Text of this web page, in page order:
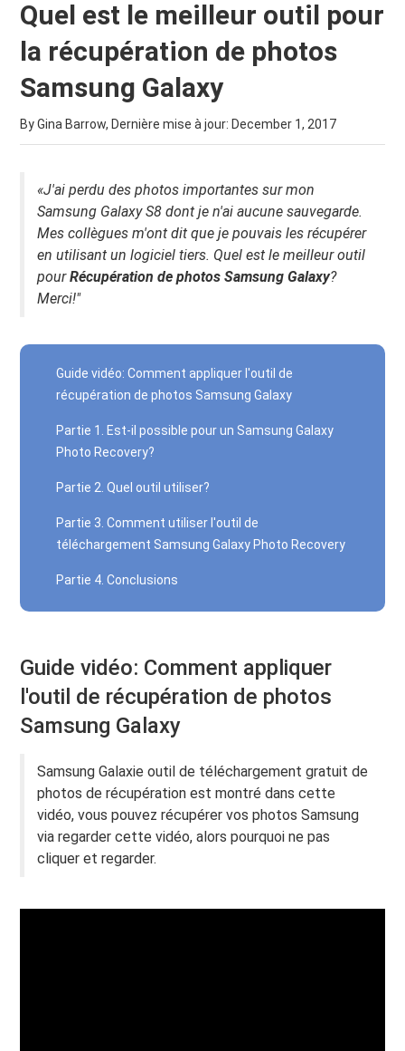
Quel est le meilleur outil pour
la récupération de photos
Samsung Galaxy
By Gina Barrow, Dernière mise à jour: December 1, 2017
«J'ai perdu des photos importantes sur mon
Samsung Galaxy S8 dont je n'ai aucune sauvegarde.
Mes collègues m'ont dit que je pouvais les récupérer
en utilisant un logiciel tiers. Quel est le meilleur outil
pourRécupération de photos Samsung Galaxy?
Merci!"
Guide vidéo: Comment appliquer l'outil de
récupération de photos Samsung Galaxy
Partie 1. Est-il possible pour un Samsung Galaxy
Photo Recovery?
Partie 2. Quel outil utiliser?
Partie 3. Comment utiliser l'outil de
téléchargement Samsung Galaxy Photo Recovery
Partie 4. Conclusions
Guide vidéo: Comment appliquer
l'outil de récupération de photos
Samsung Galaxy
Samsung Galaxie outil de téléchargement gratuit de
photos de récupération est montré dans cette
vidéo, vous pouvez récupérer vos photos Samsung
via regarder cette vidéo, alors pourquoi ne pas
cliquer et regarder.